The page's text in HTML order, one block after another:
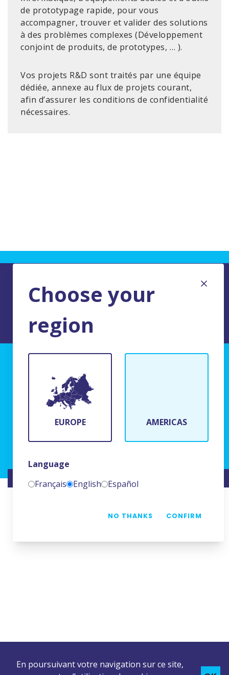
de prototypage rapide, pour vous
accompagner, trouver et valider des solutions
à des problèmes complexes (Développement
conjoint de produits, de prototypes, … ).
Vos projets R&D sont traités par une équipe
dédiée, annexe au flux de projets courant,
afin d’assurer les conditions de confidentialité
nécessaires.
Choose your
region
EUROPE AMERICAS
Language
Français
English Español
NO THANKS CONFIRM
BFR Systems
24 rue du Bois Chaland
91090 Lisses, France
SITE RÉALISÉ PAR NAMKIN
En poursuivant votre navigation sur ce site,